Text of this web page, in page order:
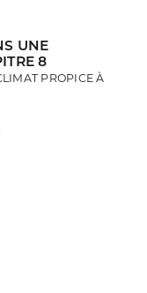
UNE
8
PROPICE À